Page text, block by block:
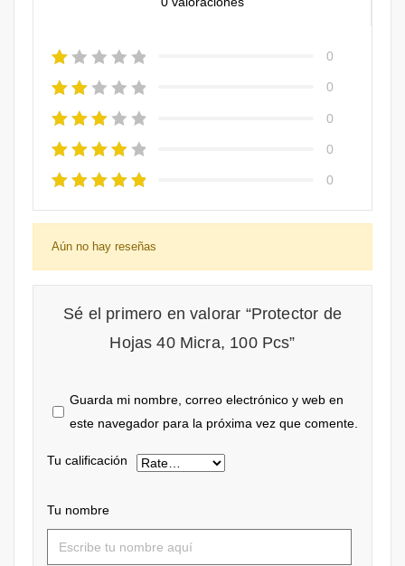
0
0
0
0
0
Aún no hay reseñas
Sé el primero en valorar “Protector de
Hojas 40 Micra, 100 Pcs”
Tu nombre
Guarda mi nombre, correo electrónico y web en
este navegador para la próxima vez que comente.
Tu calificación